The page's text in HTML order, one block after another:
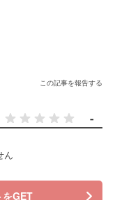
この記事を報告する
-
ん
をGET